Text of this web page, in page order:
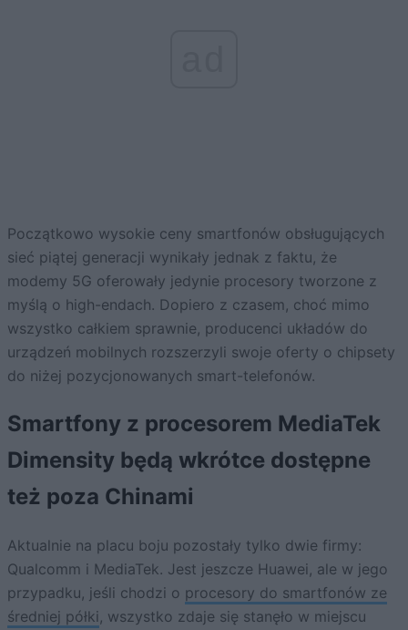
Początkowo wysokie ceny smartfonów obsługujących
sieć piątej generacji wynikały jednak z faktu, że
modemy 5G oferowały jedynie procesory tworzone z
myślą o high-endach. Dopiero z czasem, choć mimo
wszystko całkiem sprawnie, producenci układów do
urządzeń mobilnych rozszerzyli swoje oferty o chipsety
do niżej pozycjonowanych smart-telefonów.
Smartfony z procesorem MediaTek
Dimensity będą wkrótce dostępne
też poza Chinami
Aktualnie na placu boju pozostały tylko dwie firmy:
Qualcomm i MediaTek. Jest jeszcze Huawei, ale w jego
przypadku, jeśli chodzi o procesory do smartfonów ze
średniej półki, wszystko zdaje się stanęło w miejscu